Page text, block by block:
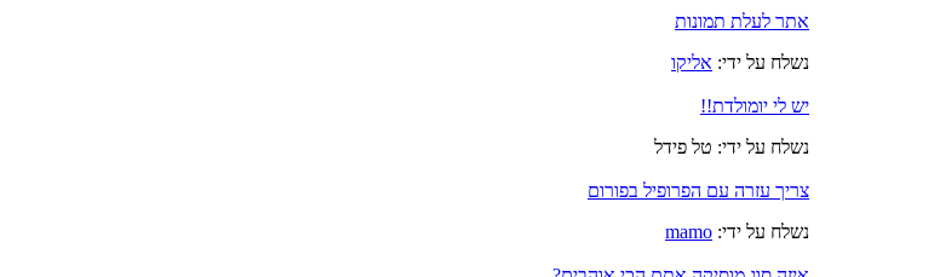
אתר לעלת תמונות
נשלח על ידי: אליקו
יש לי יומולדת!!
נשלח על ידי: טל פידל
צריך עזרה עם הפרופיל בפורום
נשלח על ידי: mamo